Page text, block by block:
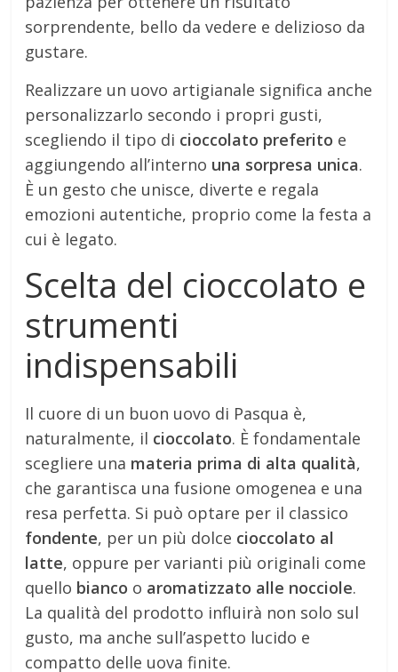
sorprendente, bello da vedere e delizioso da
gustare.
Realizzare un uovo artigianale significa anche
personalizzarlo secondo i propri gusti,
scegliendo il tipo di cioccolato preferito e
aggiungendo all’interno una sorpresa unica.
È un gesto che unisce, diverte e regala
emozioni autentiche, proprio come la festa a
cui è legato.
Scelta del cioccolato e
strumenti
indispensabili
Il cuore di un buon uovo di Pasqua è,
naturalmente, il cioccolato. È fondamentale
scegliere una materia prima di alta qualità,
che garantisca una fusione omogenea e una
resa perfetta. Si può optare per il classico
fondente, per un più dolce cioccolato al
latte, oppure per varianti più originali come
quello bianco o aromatizzato alle nocciole.
La qualità del prodotto influirà non solo sul
gusto, ma anche sull’aspetto lucido e
compatto delle uova finite.